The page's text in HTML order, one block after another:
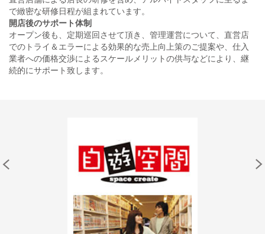
で緻密な研修日程が組まれています。
開店後のサポート体制
オープン後も、定期巡回させて頂き、管理運営について、直営店
でのトライ＆エラーによる効果的な売上向上策のご提案や、仕入
業者への価格交渉によるスケールメリットの供与などにより、継
続的にサポート致します。